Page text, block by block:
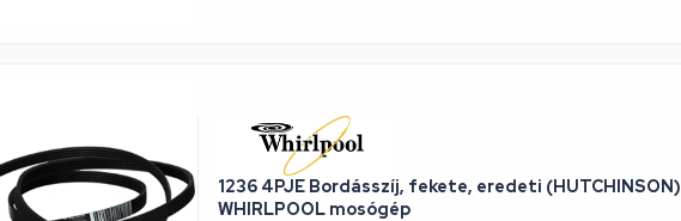
1236 4PJE Bordásszíj, fekete, eredeti (HUTCHINSON)
WHIRLPOOL mosógép